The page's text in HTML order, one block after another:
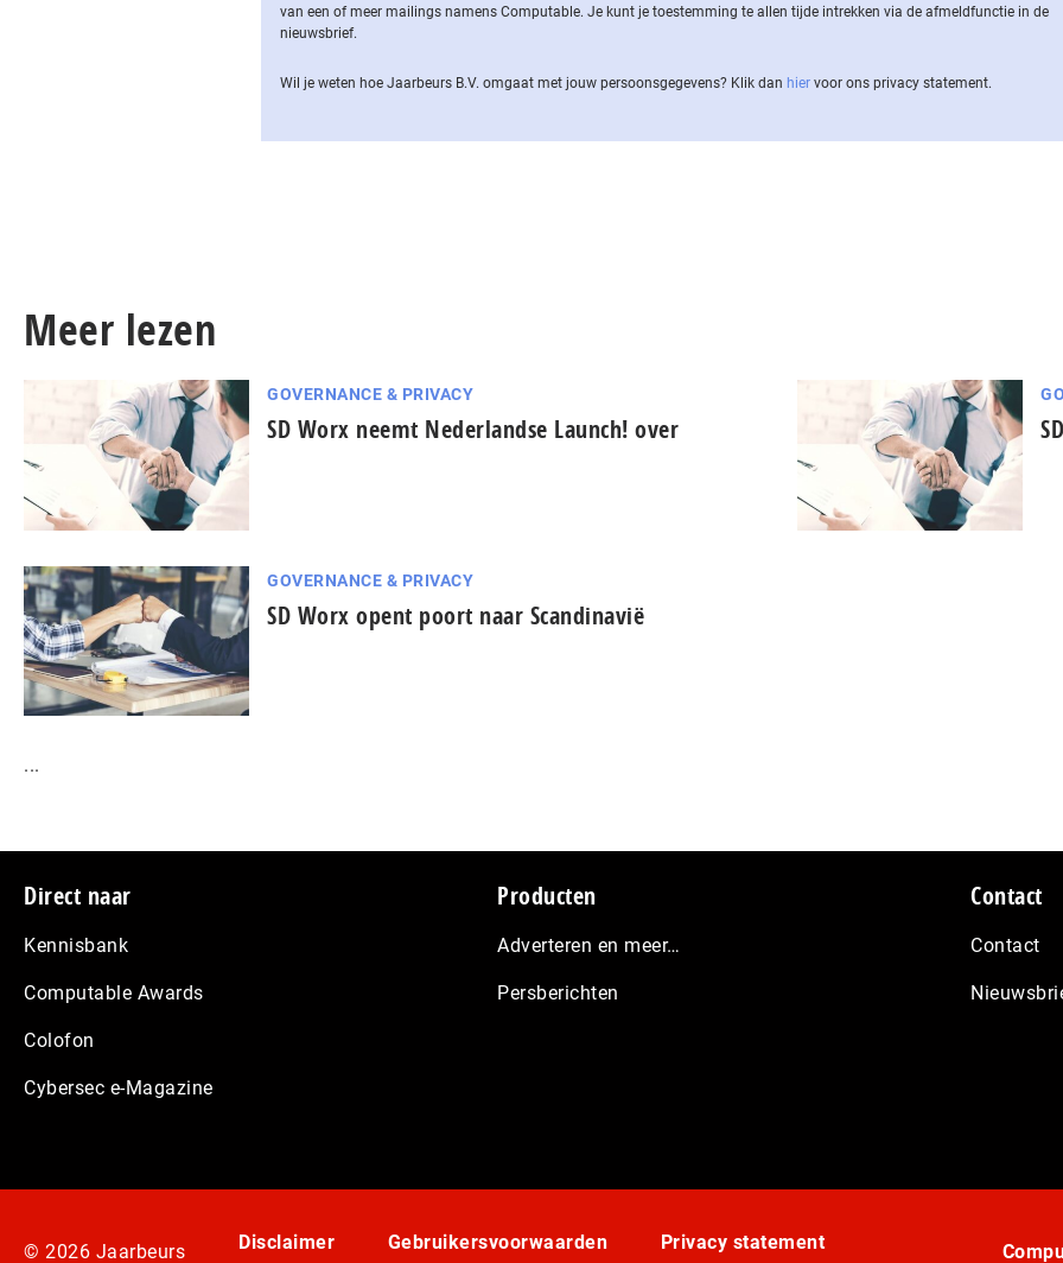
van een of meer mailings namens Computable. Je kunt je toestemming te allen tijde intrekken via de af­meld­func­tie in de
nieuwsbrief.
Wil je weten hoe Jaarbeurs B.V. omgaat met jouw per­soons­ge­ge­vens? Klik dan hier voor ons privacy statement.
Meer lezen
GOVERNANCE & PRIVACY
SD Worx neemt Nederlandse Launch! over
GOVERNANCE & PRIVACY
SD Worx opent poort naar Scandinavië
...
Footer
Direct naar
Kennisbank
Computable Awards
Colofon
Cybersec e-Magazine
Producten
Adverteren en meer…
Persberichten
Contact
Contact
© 2026 Jaarbeurs Disclaimer Gebruikersvoorwaarden Privacy statement